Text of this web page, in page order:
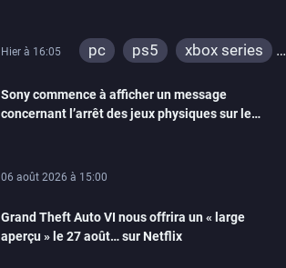
Hier à 16:05 pc ps5
xbox series
ps4
xbox one
switch 2
Sony commence à afficher un message
concernant l’arrêt des jeux physiques sur le
06 août 2026 à 15:00
Grand Theft Auto VI nous offrira un « large
aperçu » le 27 août… sur Netflix